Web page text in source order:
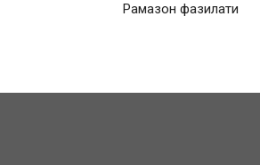
Рамазон фазилати